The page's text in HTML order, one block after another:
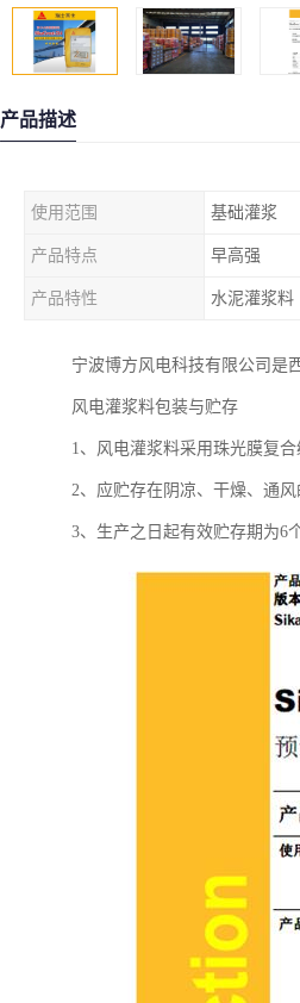
产品描述
使用范围 基础灌浆
产品特点 早高强
产品特性 水泥灌浆料
宁波博方风电科技有限公司是
风电灌浆料包装与贮存
1、风电灌浆料采用珠光膜复合
2、应贮存在阴凉、干燥、通风
3、生产之日起有效贮存期为6